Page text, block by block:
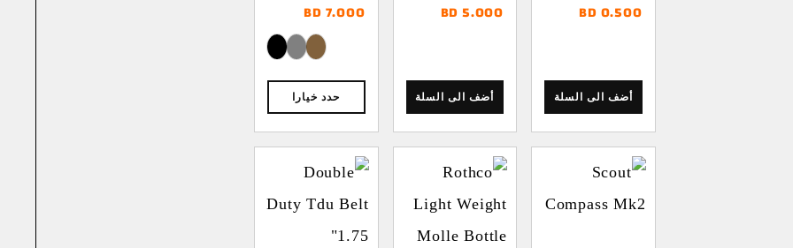
0.500
BD
أضف الى السلة
5.000
BD
أضف الى السلة
RIPSTOP
7.000
BD
حدد خيارا